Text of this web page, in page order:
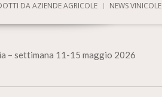
DA AZIENDE AGRICOLE NEWS VINICOLE
– settimana 11-15 maggio 2026